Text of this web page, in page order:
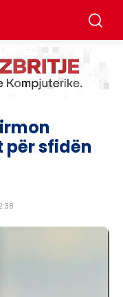
për sfidën